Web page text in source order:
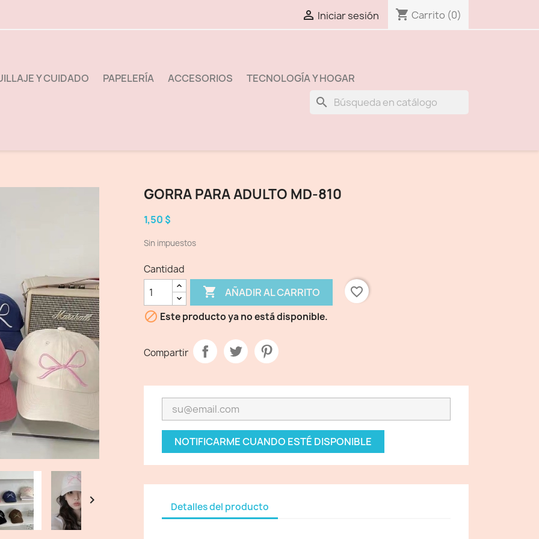
 Iniciar sesión shopping_cart Carrito (0)
Y CUIDADO PAPELERÍA ACCESORIOS TECNOLOGÍA Y HOGAR
search

GORRA PARA ADULTO MD-810
1,50 $
Sin impuestos
Cantidad
 AÑADIR AL CARRITO
favorite_border
 Este producto ya no está disponible.
Compartir
NOTIFICARME CUANDO ESTÉ DISPONIBLE
Detalles del producto